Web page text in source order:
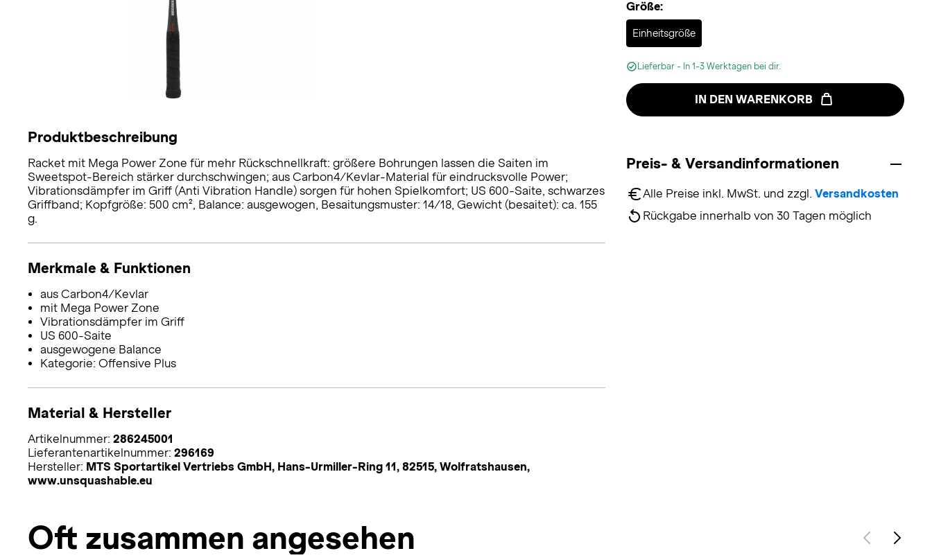
Größe:
Einheitsgröße
Selected
Lieferbar - In 1-3 Werktagen bei dir.
IN DEN WARENKORB
Preis- & Versandinformationen
Alle Preise inkl. MwSt. und zzgl. Versandkosten
Rückgabe innerhalb von 30 Tagen möglich
Produktbeschreibung
Racket mit Mega Power Zone für mehr Rückschnellkraft: größere Bohrungen lassen die Saiten im
Sweetspot-Bereich stärker durchschwingen; aus Carbon4/Kevlar-Material für eindrucksvolle Power;
Vibrationsdämpfer im Griff (Anti Vibration Handle) sorgen für hohen Spielkomfort; US 600-Saite, schwarzes
Griffband; Kopfgröße: 500 cm², Balance: ausgewogen, Besaitungsmuster: 14/18, Gewicht (besaitet): ca. 155
g.
Merkmale & Funktionen
aus Carbon4/Kevlar
mit Mega Power Zone
Vibrationsdämpfer im Griff
US 600-Saite
ausgewogene Balance
Kategorie: Offensive Plus
Material & Hersteller
Artikelnummer: 286245001
Lieferantenartikelnummer: 296169
Hersteller: MTS Sportartikel Vertriebs GmbH, Hans-Urmiller-Ring 11, 82515, Wolfratshausen,
www.unsquashable.eu
Oft zusammen angesehen